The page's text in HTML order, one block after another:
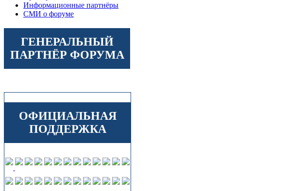
Информационные партнёры
СМИ о форуме
ГЕНЕРАЛЬНЫЙ
ПАРТНЁР ФОРУМА
ОФИЦИАЛЬНАЯ
ПОДДЕРЖКА